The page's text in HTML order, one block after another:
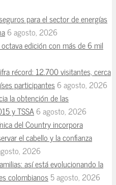
para el sector de energías
6 agosto, 2026
edición con más de 6 mil
récord: 12.700 visitantes, cerca
participantes6 agosto, 2026
la obtención de las
y TSSA6 agosto, 2026
del Country incorpora
el cabello y la confianza
2026
así está evolucionando la
colombianos5 agosto, 2026